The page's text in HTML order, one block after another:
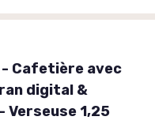
Cafetière avec
digital &
Verseuse 1,25